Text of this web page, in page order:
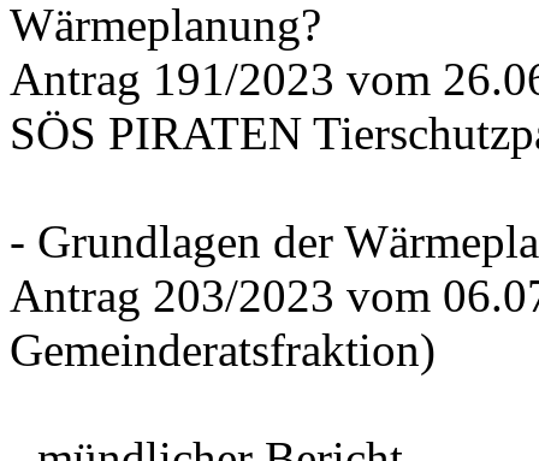
Wärmeplanung?
Antrag 191/2023 vom
SÖS PIRATEN
- Grundlagen der
Antrag 203/2023 vom
Gemeinderatsfraktion)